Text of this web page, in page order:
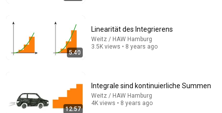
How Bernoulli Solved 1+1/2+1/3+1/4+...=?
Brain Station Advanced • 503K views
5:40
Linearität des Integrierens
Weitz / HAW Hamburg
3.5K views • 8 years ago
12:57
Integrale sind kontinuierliche Summen
Weitz / HAW Hamburg
4K views • 8 years ago